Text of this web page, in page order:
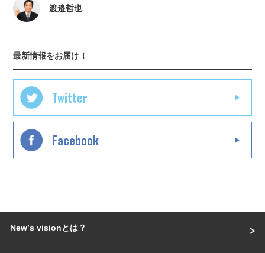
渡邉哲也
最新情報をお届け！
Twitter
Facebook
Newʼs visionとは？